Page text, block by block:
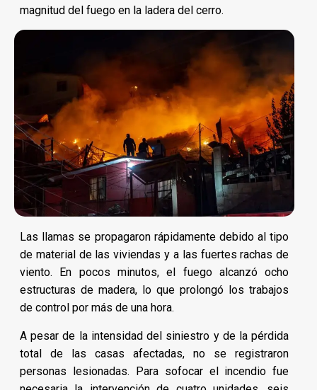
magnitud del fuego en la ladera del cerro.
Las llamas se propagaron rápidamente debido al tipo
de material de las viviendas y a las fuertes rachas de
viento. En pocos minutos, el fuego alcanzó ocho
estructuras de madera, lo que prolongó los trabajos
de control por más de una hora.
A pesar de la intensidad del siniestro y de la pérdida
total de las casas afectadas, no se registraron
personas lesionadas. Para sofocar el incendio fue